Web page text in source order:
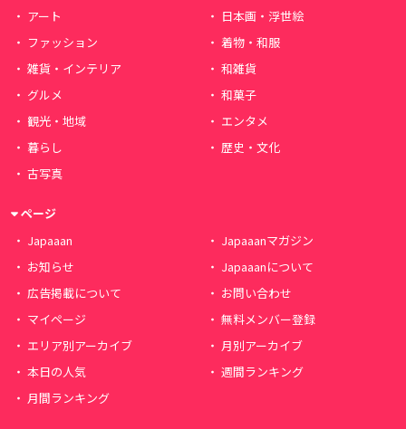
アート
日本画・浮世絵
ファッション
着物・和服
雑貨・インテリア
和雑貨
グルメ
和菓子
観光・地域
エンタメ
暮らし
歴史・文化
古写真
ページ
Japaaan
Japaaanマガジン
お知らせ
Japaaanについて
広告掲載について
お問い合わせ
マイページ
無料メンバー登録
エリア別アーカイブ
月別アーカイブ
本日の人気
週間ランキング
月間ランキング